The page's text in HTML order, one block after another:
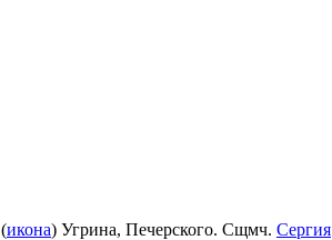
(икона) Угрина, Печерского. Сщмч. Сергия